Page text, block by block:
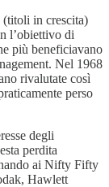
in crescita)
l’obiettivo di
più beneficiavano
Nel 1968
rivalutate così
perso
degli
perdita
ai Nifty Fifty
Hawlett